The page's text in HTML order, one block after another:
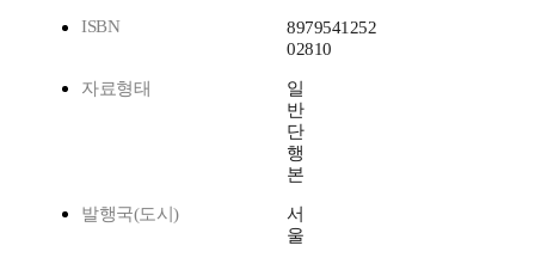
ISBN
8979541252
02810
자료형태
일
반
단
행
본
발행국(도시)
서
울